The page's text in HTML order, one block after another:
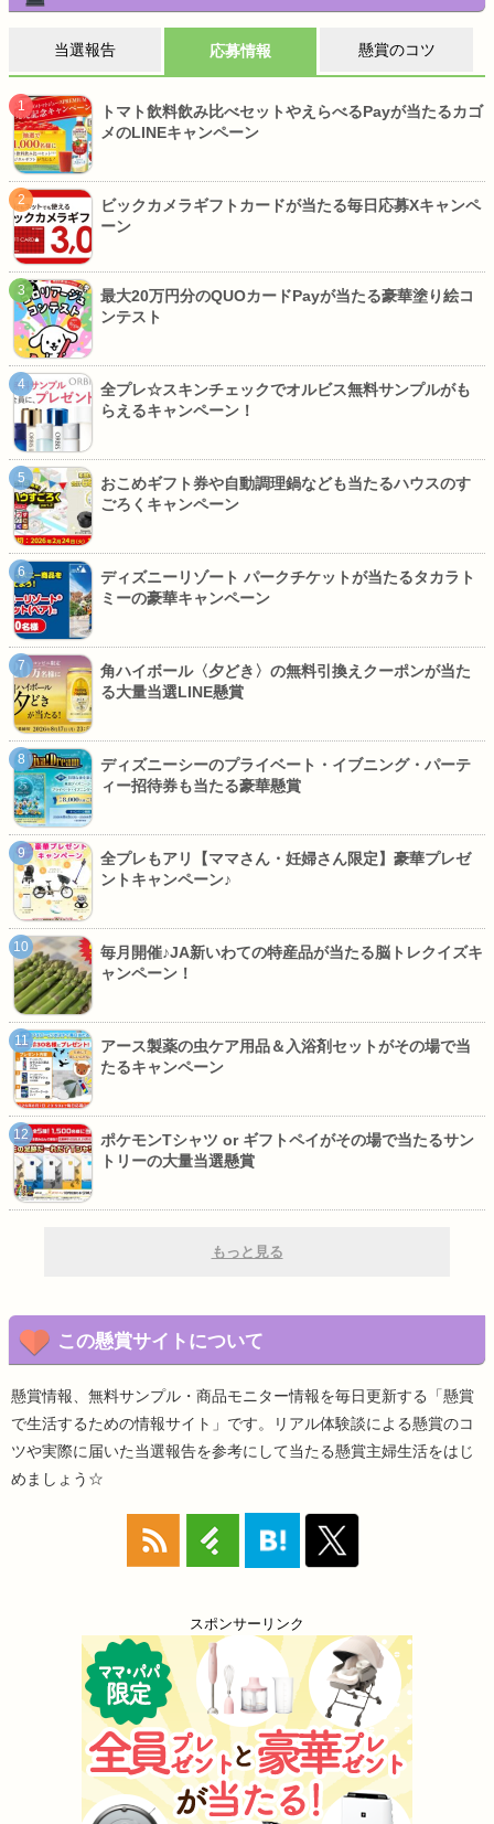
当選報告 応募情報 懸賞のコツ
トマト飲料飲み比べセットやえらべるPayが当たるカゴ
メのLINEキャンペーン
ビックカメラギフトカードが当たる毎日応募Xキャンペ
ーン
最大20万円分のQUOカードPayが当たる豪華塗り絵コ
ンテスト
全プレ☆スキンチェックでオルビス無料サンプルがも
らえるキャンペーン！
おこめギフト券や自動調理鍋なども当たるハウスのす
ごろくキャンペーン
ディズニーリゾート パークチケットが当たるタカラト
ミーの豪華キャンペーン
角ハイボール〈夕どき〉の無料引換えクーポンが当た
る大量当選LINE懸賞
ディズニーシーのプライベート・イブニング・パーテ
ィー招待券も当たる豪華懸賞
全プレもアリ【ママさん・妊婦さん限定】豪華プレゼ
ントキャンペーン♪
毎月開催♪JA新いわての特産品が当たる脳トレクイズキ
ャンペーン！
アース製薬の虫ケア用品＆入浴剤セットがその場で当
たるキャンペーン
ポケモンTシャツ or ギフトペイがその場で当たるサン
トリーの大量当選懸賞
もっと見る
この懸賞サイトについて
懸賞情報、無料サンプル・商品モニター情報を毎日更新する「懸賞
で生活するための情報サイト」です。リアル体験談による懸賞のコ
ツや実際に届いた当選報告を参考にして当たる懸賞主婦生活をはじ
めましょう☆
スポンサーリンク